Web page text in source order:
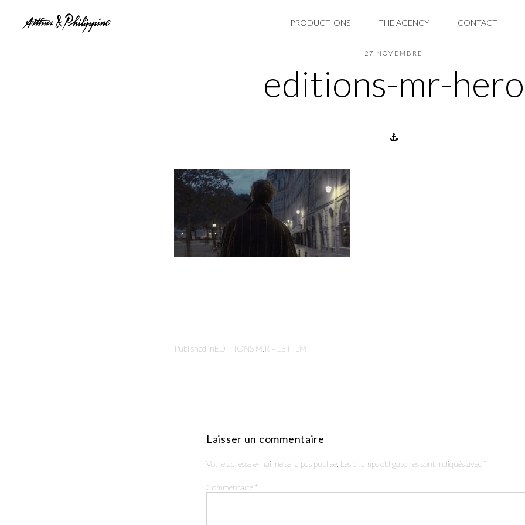
PRODUCTIONS THE AGENCY CONTACT
27 NOVEMBRE
editions-mr-hero
Published inEDITIONS M.R – LE FILM
Laisser un commentaire
Votre adresse e-mail ne sera pas publiée. Les champs obligatoires sont indiqués avec *
Commentaire *